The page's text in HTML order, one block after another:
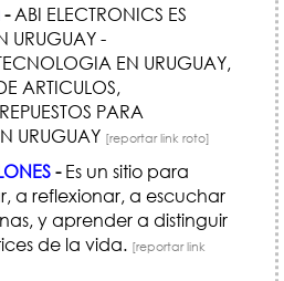
-ABI ELECTRONICS ES
URUGUAY -
EN URUGUAY,
ARTICULOS,
PARA
URUGUAY [reportar link roto]
-Es un sitio para
a reflexionar, a escuchar
y aprender a distinguir
de la vida. [reportar link